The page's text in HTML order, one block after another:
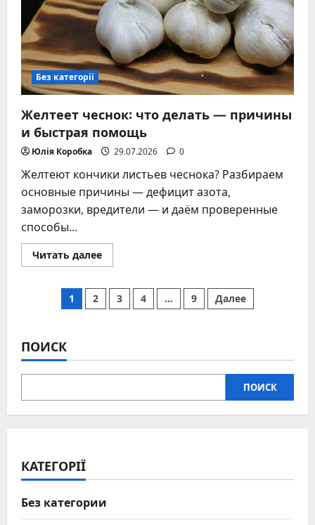
Без категорії
Желтеет чеснок: что делать — причины
и быстрая помощь
Юлія Коробка 29.07.2026 0
Желтеют кончики листьев чеснока? Разбираем
основные причины — дефицит азота,
заморозки, вредители — и даём проверенные
способы...
Читать далееПрочитать
больше
чеснок:
что
делать
помощь
Пагинация
1 2 3 4 … 9 Далее
ПОИСК
ПОИСК
КАТЕГОРІЇ
Без категории